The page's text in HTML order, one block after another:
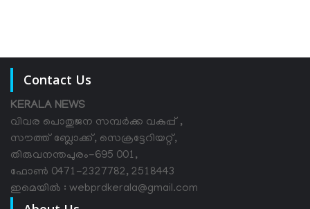
Contact Us
KERALA NEWS
വിവര പൊതുജന സമ്പര്‍ക്ക വകുപ്പ് ,
സൗത്ത് ബ്ലോക്ക്, സെക്രട്ടേറിയറ്റ്,
തിരുവനന്തപുരം-695 001,
ഫോൺ 0471-2327782, 2518443
ഇമെയിൽ : webprdkerala@gmail.com